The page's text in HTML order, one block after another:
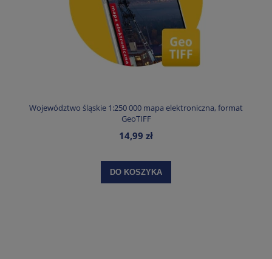
Województwo śląskie 1:250 000 mapa elektroniczna, format
GeoTIFF
14,99 zł
DO KOSZYKA